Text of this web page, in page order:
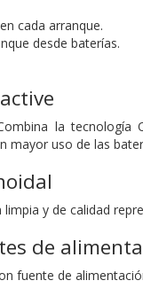
cada arranque.
desde baterías.
la
mayor uso de las
y de calidad
de
fuente de